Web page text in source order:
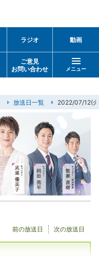
ラジオ 動画
ご意見
お問い合わせ
メニュー
放送日一覧 2022/07/12(
次の放送日
前の放送日